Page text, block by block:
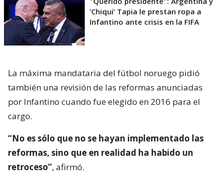
’Chiqui’ Tapia le prestan ropa a
Infantino ante crisis en la FIFA
La máxima mandataria del fútbol noruego pidió
también una revisión de las reformas anunciadas
por Infantino cuando fue elegido en 2016 para el
cargo.
“No es sólo que no se hayan implementado las
reformas, sino que en realidad ha habido un
retroceso”, afirmó.